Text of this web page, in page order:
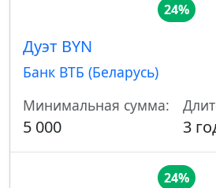
24%
Дуэт BYN
Банк ВТБ (Беларусь)
Минимальная сумма:
5 000 3
24%